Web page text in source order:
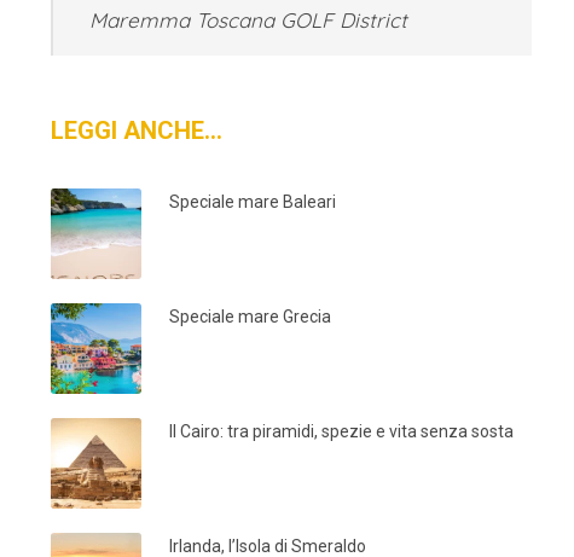
Maremma Toscana GOLF District
LEGGI ANCHE…
Speciale mare Baleari
Speciale mare Grecia
Il Cairo: tra piramidi, spezie e vita senza sosta
Irlanda, l’Isola di Smeraldo